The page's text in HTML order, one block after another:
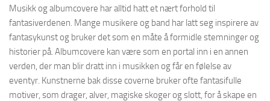
Musikk og albumcovere har alltid hatt et nært forhold til
fantasiverdenen. Mange musikere og band har latt seg inspirere av
fantasykunst og bruker det som en måte å formidle stemninger og
historier på. Albumcovere kan være som en portal inn i en annen
verden, der man blir dratt inn i musikken og får en følelse av
eventyr. Kunstnerne bak disse coverne bruker ofte fantasifulle
motiver, som drager, alver, magiske skoger og slott, for å skape en